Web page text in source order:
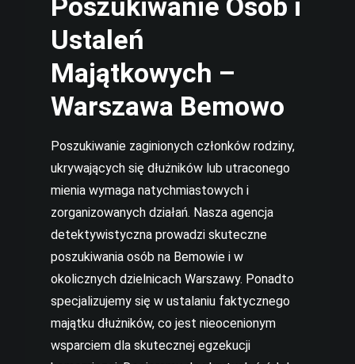
Poszukiwanie Osób i
Ustaleń
Majątkowych –
Warszawa Bemowo
Poszukiwanie zaginionych członków rodziny,
ukrywających się dłużników lub utraconego
mienia wymaga natychmiastowych i
zorganizowanych działań. Nasza agencja
detektywistyczna prowadzi skuteczne
poszukiwania osób na Bemowie i w
okolicznych dzielnicach Warszawy. Ponadto
specjalizujemy się w ustalaniu faktycznego
majątku dłużników, co jest nieocenionym
wsparciem dla skutecznej egzekucji